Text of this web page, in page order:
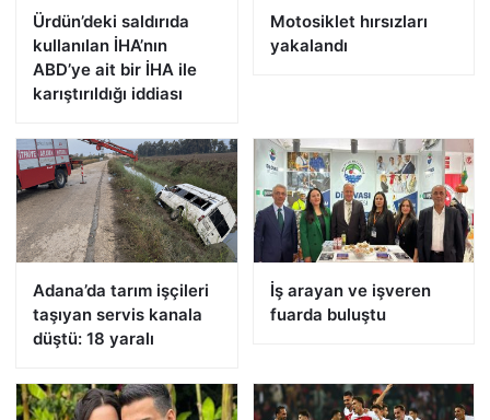
Ürdün’deki saldırıda
kullanılan İHA’nın
ABD’ye ait bir İHA ile
karıştırıldığı iddiası
Motosiklet hırsızları
yakalandı
Adana’da tarım işçileri
taşıyan servis kanala
düştü: 18 yaralı
İş arayan ve işveren
fuarda buluştu